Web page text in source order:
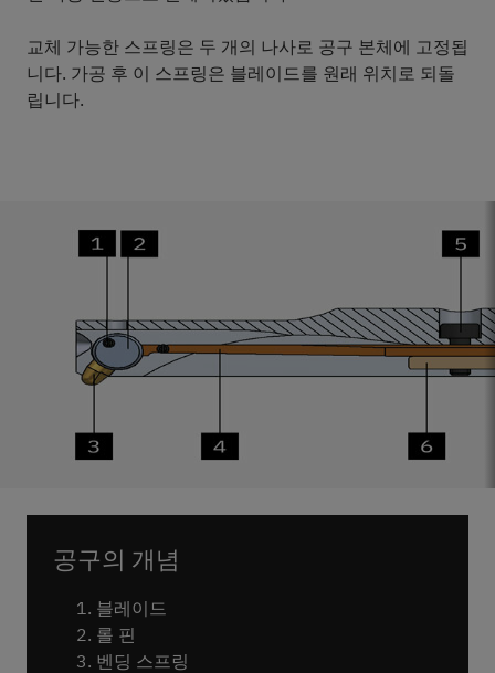
교체 가능한 스프링은 두 개의 나사로 공구 본체에 고정됩
니다. 가공 후 이 스프링은 블레이드를 원래 위치로 되돌
립니다.
공구의 개념
블레이드
롤 핀
벤딩 스프링